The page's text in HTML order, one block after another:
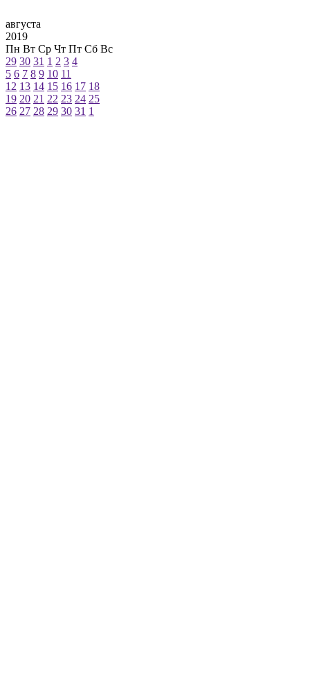
августа
2019
Пн Вт Ср Чт Пт Сб Вс
29 30 31 1 2 3 4
5 6 7 8 9 10 11
12 13 14 15 16 17 18
19 20 21 22 23 24 25
26 27 28 29 30 31 1